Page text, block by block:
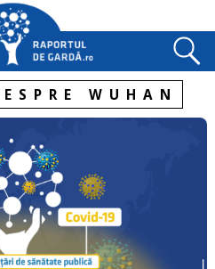
WUHAN